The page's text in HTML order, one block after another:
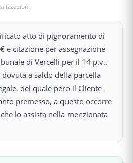
atto di pignoramento di
e citazione per assegnazione
di Vercelli per il 14 p.v..
a saldo della parcella
del quale però il Cliente
premesso, a questo occorre
lo assista nella menzionata